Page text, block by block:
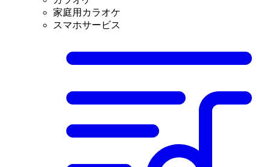
家庭用カラオケ
スマホサービス